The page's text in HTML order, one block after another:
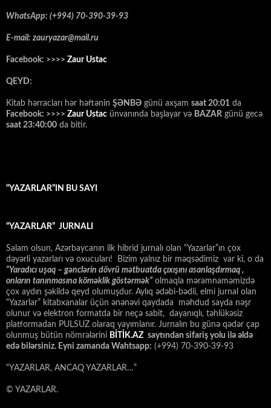
WhatsApp: (+994) 70-390-39-93
E-mail: zauryazar@mail.ru
Facebook: >>>> Zaur Ustac
QEYD:
Kitab hərracları hər həftənin ŞƏNBƏ günü axşam saat 20:01 da
Facebook: >>>> Zaur Ustac ünvanında başlayar və BAZAR günü gecə
saat 23:40:00 da bitir.
“YAZARLAR”IN BU SAYI
“YAZARLAR” JURNALI
Salam olsun, Azərbaycanın ilk hibrid jurnalı olan “Yazarlar”ın çox
dəyərli yazarları və oxucuları! Bizim yalnız bir məqsədimiz var ki, o da
“Yaradıcı uşaq – gәnclәrin dövrü mәtbuatda çıxışını asanlaşdırmaq ,
onların tanınmasına kömәklik göstәrmәk” olmaqla məramnaməmizdə
çox aydın şəkildə qeyd olumuşdur. Aylıq ədəbi-bədii, elmi jurnal olan
“Yazarlar” kitabxanalar üçün ənənəvi qaydada məhdud sayda nəşr
olunur və elektron formatda bir neçə sabit, dayanıqlı, təhlükəsiz
platformadan PULSUZ olaraq yayımlanır. Jurnalın bu günə qədər çap
olunmuş bütün nömrələrini BİTİK.AZ saytından sifariş yolu ilə əldə
edə bilərsiniz. Eyni zamanda Wahtsapp: (+994) 70-390-39-93
“YAZARLAR, ANCAQ YAZARLAR…”
© YAZARLAR.